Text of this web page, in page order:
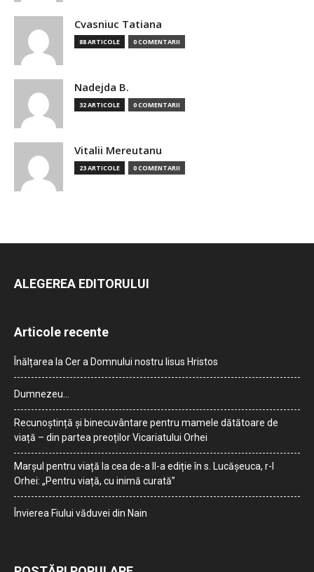
Cvasniuc Tatiana
88 ARTICOLE 0 COMENTARII
Nadejda B.
32 ARTICOLE 0 COMENTARII
Vitalii Mereutanu
23 ARTICOLE 0 COMENTARII
ALEGEREA EDITORULUI
Articole recente
Înălțarea la Cer a Domnului nostru Iisus Hristos
Dumnezeu…
Recunoștință și binecuvântare pentru mamele dătătoare de
viață – din partea preoților Vicariatului Orhei
Marșul pentru viață la cea de-a II-a ediție în s. Lucășeuca, r-l
Orhei: „Pentru viață, cu inimă curată”
Învierea Fiului văduvei din Nain